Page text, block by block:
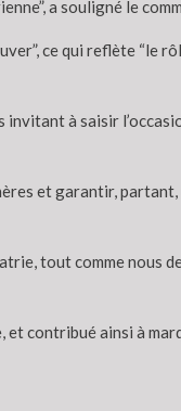
a souligné le
ce qui reflète “le
invitant à saisir
et garantir, partant,
tout comme nous
et contribué ainsi à